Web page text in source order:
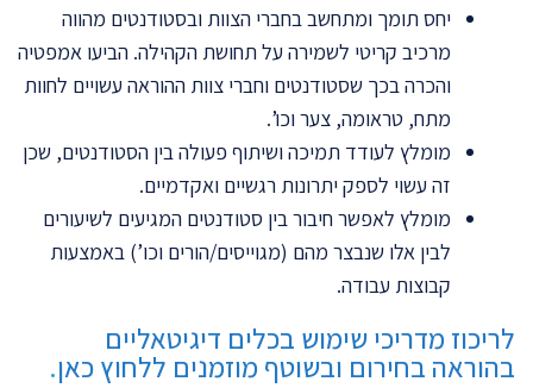
יחס תומך ומתחשב בחברי הצוות ובסטודנטים מהווה
מרכיב קריטי לשמירה על תחושת הקהילה. הביעו אמפטיה
והכרה בכך שסטודנטים וחברי צוות ההוראה עשויים לחוות
מתח, טראומה, צער וכו’.
מומלץ לעודד תמיכה ושיתוף פעולה בין הסטודנטים, שכן
זה עשוי לספק יתרונות רגשיים ואקדמיים.
מומלץ לאפשר חיבור בין סטודנטים המגיעים לשיעורים
לבין אלו שנבצר מהם (מגוייסים/הורים וכו’) באמצעות
קבוצות עבודה.
לריכוז מדריכי שימוש בכלים דיגיטאליים
בהוראה בחירום ובשוטף מוזמנים ללחוץ כאן.